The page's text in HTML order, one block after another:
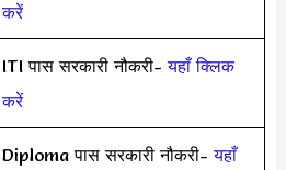
करें
ITI पास सरकारी नौकरी-यहाँ क्लिक
करें
Diploma पास सरकारी नौकरी-यहाँ